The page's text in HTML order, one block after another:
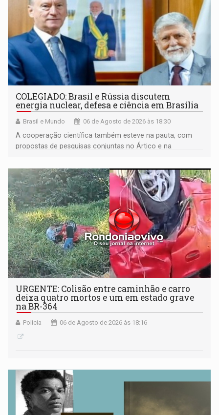
COLEGIADO: Brasil e Rússia discutem
energia nuclear, defesa e ciência em Brasília
Brasil e Mundo 06 de Agosto de 2026 às 18:30
A cooperação científica também esteve na pauta, com
propostas de pesquisas conjuntas no Ártico e na
URGENTE: Colisão entre caminhão e carro
deixa quatro mortos e um em estado grave
na BR-364
Polícia 06 de Agosto de 2026 às 18:16